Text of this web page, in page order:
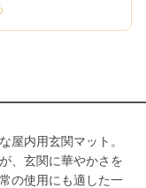
屋内用玄関マット。
、玄関に華やかさを
の使用にも適した一